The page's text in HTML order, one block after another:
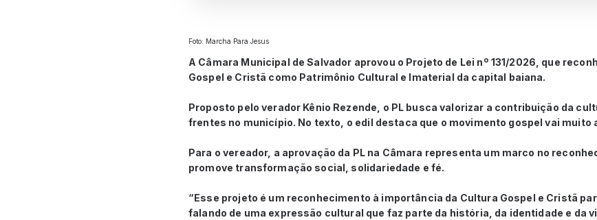
Foto: Marcha Para Jesus
A Câmara Municipal de Salvador aprovou o Projeto de Lei nº 131/2026, que
Gospel e Cristã como Patrimônio Cultural e Imaterial da capital baiana.
Proposto pelo verador Kênio Rezende, o PL busca valorizar a contribuição da
frentes no município. No texto, o edil destaca que o movimento gospel vai muito
Para o vereador, a aprovação da PL na Câmara representa um marco no
promove transformação social, solidariedade e fé.
“Esse projeto é um reconhecimento à importância da Cultura Gospel e Cristã
falando de uma expressão cultural que faz parte da história, da identidade e da